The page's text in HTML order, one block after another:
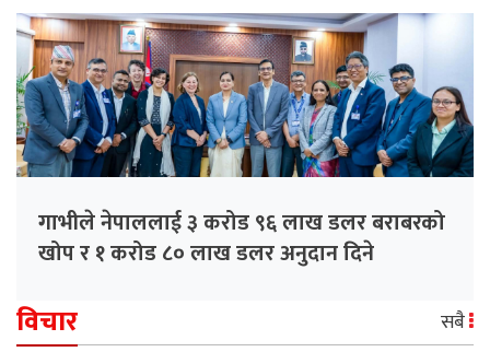
गाभीले नेपाललाई ३ करोड ९६ लाख डलर बराबरको
खोप र १ करोड ८० लाख डलर अनुदान दिने
विचार सबै